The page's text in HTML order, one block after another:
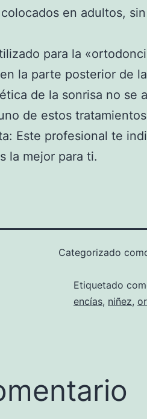
en adultos,
para la
la parte posterior de
de la sonrisa no se
de estos
Este profesional te
la mejor para ti.
Categorizado
Etiquetado
encías, niñez,